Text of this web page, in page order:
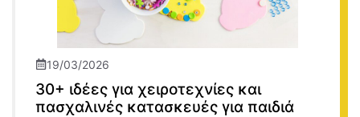
19/03/2026
30+ ιδέες για χειροτεχνίες και
πασχαλινές κατασκευές για παιδιά